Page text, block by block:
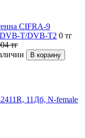
CIFRA-9
T/DVB-T2 0 тг
тг
11Дб, N-female